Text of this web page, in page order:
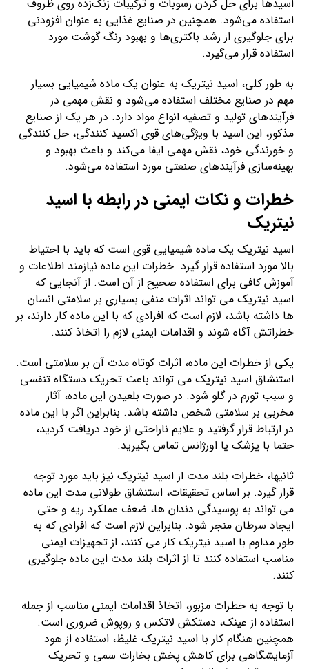
اسیدها برای حل کردن رسوبات و ترکیبات زنگ‌زده روی ظروف
استفاده می‌شود. همچنین در صنایع غذایی به عنوان افزودنی
برای جلوگیری از رشد باکتری‌ها و بهبود رنگ گوشت مورد
استفاده قرار می‌گیرد.
به طور کلی، اسید نیتریک به عنوان یک ماده شیمیایی بسیار
مهم در صنایع مختلف استفاده می‌شود و نقش مهمی در
فرآیندهای تولید و تصفیه انواع مواد دارد. در هر یک از صنایع
مذکور، این اسید با ویژگی‌های قوی اکسید کنندگی، حل کنندگی
و خورندگی خود، نقش مهمی ایفا می‌کند و باعث بهبود و
بهینه‌سازی فرآیندهای صنعتی مورد استفاده می‌شود.
خطرات و نکات ایمنی در رابطه با اسید
نیتریک
اسید نیتریک یک ماده شیمیایی قوی است که باید با احتیاط
بالا مورد استفاده قرار گیرد. خطرات این ماده نیازمند اطلاعات و
آموزش کافی برای استفاده صحیح از آن است. از آنجایی که
اسید نیتریک می تواند اثرات منفی بسیاری بر سلامتی انسان
ها داشته باشد، لازم است که افرادی که با این ماده کار دارند، بر
خطراتش آگاه شوند و اقدامات ایمنی لازم را اتخاذ کنند.
یکی از خطرات این ماده، اثرات کوتاه مدت آن بر سلامتی است.
استنشاق اسید نیتریک می تواند باعث تحریک دستگاه تنفسی
و سبب تورم در گلو شود. در صورت بلعیدن این ماده، آثار
مخربی بر سلامتی شخص داشته باشد. بنابراین اگر با این ماده
در ارتباط قرار گرفتید و علایم ناراحتی از خود دریافت کردید،
حتما با پزشک یا اورژانس تماس بگیرید.
ثانیها، خطرات بلند مدت از اسید نیتریک نیز باید مورد توجه
قرار گیرد. بر اساس تحقیقات، استنشاق طولانی مدت این ماده
می تواند به پوسیدگی دندان ها، ضعف عملکرد ریه و حتی
ایجاد سرطان منجر شود. بنابراین لازم است که افرادی که به
طور مداوم با اسید نیتریک کار می کنند، از تجهیزات ایمنی
مناسب استفاده کنند تا از اثرات بلند مدت این ماده جلوگیری
کنند.
با توجه به خطرات مزبور، اتخاذ اقدامات ایمنی مناسب از جمله
استفاده از عینک، دستکش لاتکس و روپوش ضروری است.
همچنین هنگام کار با اسید نیتریک غلیظ، استفاده از هود
آزمایشگاهی برای کاهش پخش بخارات سمی و تحریک